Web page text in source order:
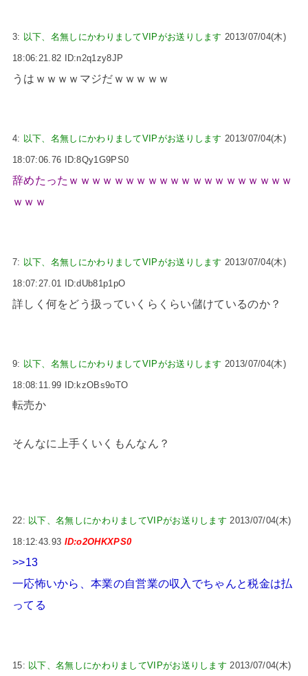
3: 以下、名無しにかわりましてVIPがお送りします 2013/07/04(木)
18:06:21.82 ID:n2q1zy8JP
うはｗｗｗｗマジだｗｗｗｗｗ
4: 以下、名無しにかわりましてVIPがお送りします 2013/07/04(木)
18:07:06.76 ID:8Qy1G9PS0
辞めたったｗｗｗｗｗｗｗｗｗｗｗｗｗｗｗｗｗｗｗｗ
ｗｗｗ
7: 以下、名無しにかわりましてVIPがお送りします 2013/07/04(木)
18:07:27.01 ID:dUb81p1pO
詳しく何をどう扱っていくらくらい儲けているのか？
9: 以下、名無しにかわりましてVIPがお送りします 2013/07/04(木)
18:08:11.99 ID:kzOBs9oTO
転売か
そんなに上手くいくもんなん？
22: 以下、名無しにかわりましてVIPがお送りします 2013/07/04(木)
18:12:43.93 ID:o2OHKXPS0
>>13
一応怖いから、本業の自営業の収入でちゃんと税金は払
ってる
15: 以下、名無しにかわりましてVIPがお送りします 2013/07/04(木)